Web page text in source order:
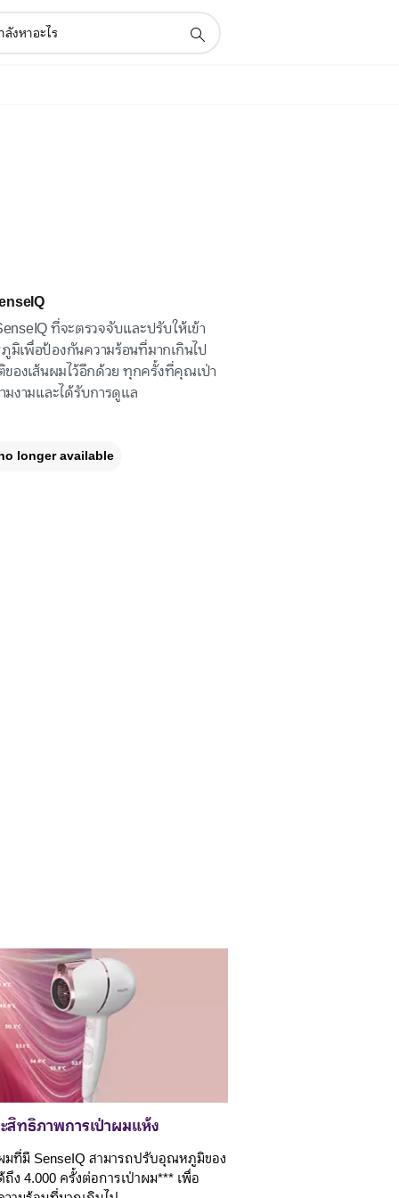
ที่จะตรวจจับและปรับให้เข้า
เพื่อป้องกันความร้อนที่มากเกินไป
องเส้นผมไว้อีกด้วย ทุกครั้งที่คุณเป่า
งามและได้รับการดูแล
longer available
สิทธิภาพการเป่าผมแห้ง
มที่มี SenseIQ สามารถปรับอุณหภูมิของ
ถึง 4.000 ครั้งต่อการเป่าผม*** เพื่อ